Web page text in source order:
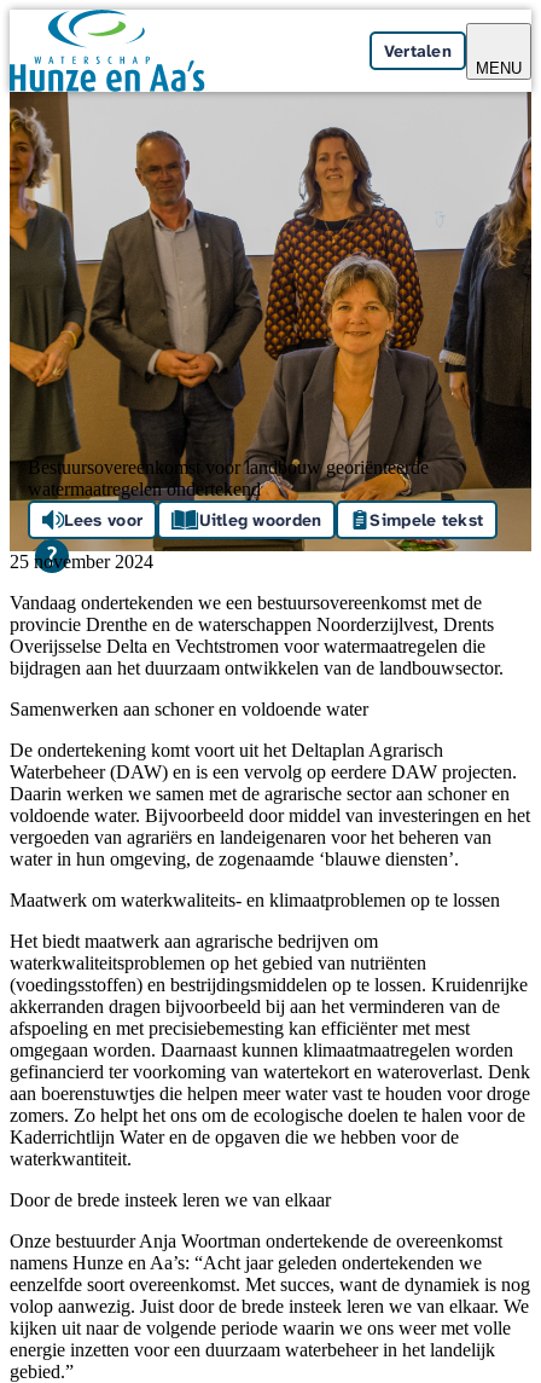
Skip navigation
Vertalen
MENU
Bestuursovereenkomst voor landbouw georiënteerde
watermaatregelen ondertekend
Lees voor Uitleg woorden Simpele tekst
25 november 2024
Vandaag ondertekenden we een bestuursovereenkomst met de
provincie Drenthe en de waterschappen Noorderzijlvest, Drents
Overijsselse Delta en Vechtstromen voor watermaatregelen die
bijdragen aan het duurzaam ontwikkelen van de landbouwsector.
Samenwerken aan schoner en voldoende water
De ondertekening komt voort uit het Deltaplan Agrarisch
Waterbeheer (DAW) en is een vervolg op eerdere DAW projecten.
Daarin werken we samen met de agrarische sector aan schoner en
voldoende water. Bijvoorbeeld door middel van investeringen en het
vergoeden van agrariërs en landeigenaren voor het beheren van
water in hun omgeving, de zogenaamde ‘blauwe diensten’.
Maatwerk om waterkwaliteits- en klimaatproblemen op te lossen
Het biedt maatwerk aan agrarische bedrijven om
waterkwaliteitsproblemen op het gebied van nutriënten
(voedingsstoffen) en bestrijdingsmiddelen op te lossen. Kruidenrijke
akkerranden dragen bijvoorbeeld bij aan het verminderen van de
afspoeling en met precisiebemesting kan efficiënter met mest
omgegaan worden. Daarnaast kunnen klimaatmaatregelen worden
gefinancierd ter voorkoming van watertekort en wateroverlast. Denk
aan boerenstuwtjes die helpen meer water vast te houden voor droge
zomers. Zo helpt het ons om de ecologische doelen te halen voor de
Kaderrichtlijn Water en de opgaven die we hebben voor de
waterkwantiteit.
Door de brede insteek leren we van elkaar
Onze bestuurder Anja Woortman ondertekende de overeenkomst
namens Hunze en Aa’s: “Acht jaar geleden ondertekenden we
eenzelfde soort overeenkomst. Met succes, want de dynamiek is nog
volop aanwezig. Juist door de brede insteek leren we van elkaar. We
kijken uit naar de volgende periode waarin we ons weer met volle
energie inzetten voor een duurzaam waterbeheer in het landelijk
gebied.”